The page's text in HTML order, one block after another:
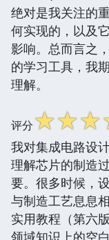
绝对是我关注的
何实现的，以及
影响。总而言之
的学习工具，我
理解。
评分☆☆☆
我对集成电路设
理解芯片的制造
要。很多时候，
与制造工艺息息
实用教程（第六
领域知识上的空